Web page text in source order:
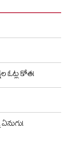
ఓట్ల కోత!